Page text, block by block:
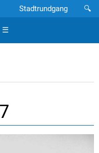
🔍
Stadtrundgang
☰